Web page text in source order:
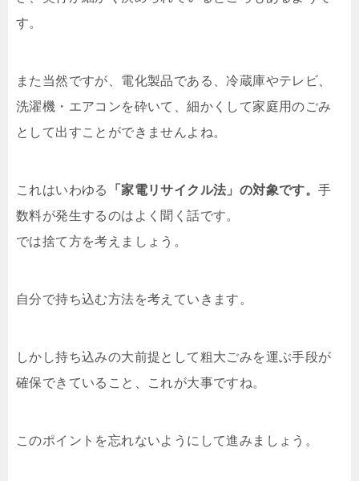
す。
また当然ですが、電化製品である、冷蔵庫やテレビ、
洗濯機・エアコンを砕いて、細かくして家庭用のごみ
として出すことができませんよね。
これはいわゆる 「家電リサイクル法」の対象です。手
数料が発生するのはよく聞く話です。
では捨て方を考えましょう。
自分で持ち込む方法を考えていきます。
しかし持ち込みの大前提として粗大ごみを運ぶ手段が
確保できていること、これが大事ですね。
このポイントを忘れないようにして進みましょう。